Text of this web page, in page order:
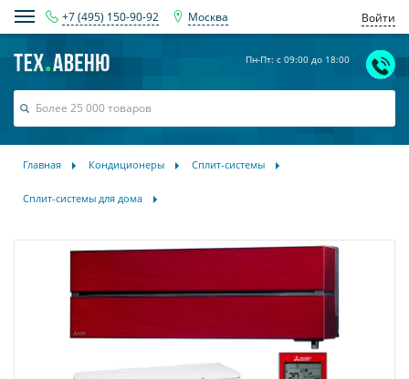
+7 (495) 150-90-92 Москва Войти
Пн-Пт: с 09:00 до 18:00
Главная Кондиционеры Сплит-системы
Сплит-системы для дома